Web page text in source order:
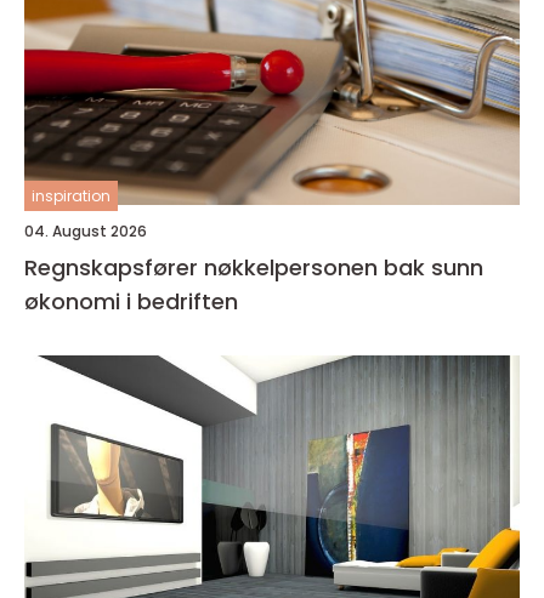
inspiration
04. August 2026
Regnskapsfører nøkkelpersonen bak sunn
økonomi i bedriften